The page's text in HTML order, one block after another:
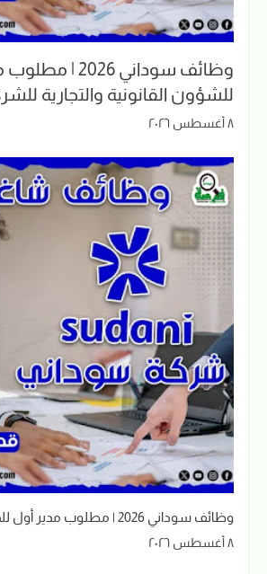
وظائف سوداني
للشؤون القانونية والتجارية
٨ أغسطس ٢٠٢٦
وظائف سوداني 2026 | مطلوب مدير أول للدعم القانوني
٨ أغسطس ٢٠٢٦